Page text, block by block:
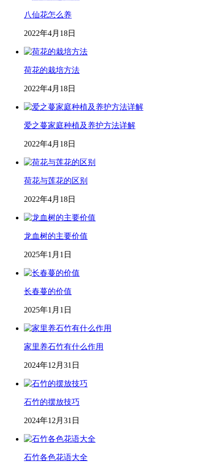
八仙花怎么养
2022年4月18日
荷花的栽培方法
2022年4月18日
爱之蔓家庭种植及养护方法详解
2022年4月18日
荷花与莲花的区别
2022年4月18日
龙血树的主要价值
2025年1月1日
长春蔓的价值
2025年1月1日
家里养石竹有什么作用
2024年12月31日
石竹的摆放技巧
2024年12月31日
石竹各色花语大全